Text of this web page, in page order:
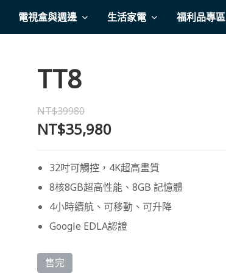
電視盒與週邊 生活家電 福利品專區
TT8
NT$39980
NT$35,980
32吋可觸控，4K超高畫質
8核8GB超高性能、8GB 記憶體
4小時續航、可移動、可升降
Google EDLA認證
售完